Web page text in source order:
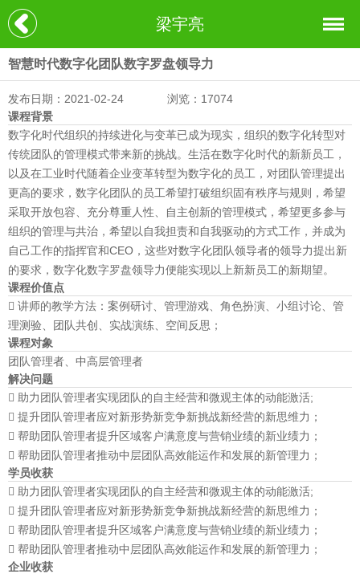
梁宇亮
智慧时代数字化团队数字罗盘领导力
发布日期：2021-02-24
浏览：17074
课程背景
数字化时代组织的持续进化与变革已成为现实，组织的数字化转型对
传统团队的管理模式带来新的挑战。生活在数字化时代的新新员工，
以及在工业时代随着企业变革转型为数字化的员工，对团队管理提出
更高的要求，数字化团队的员工希望打破组织固有秩序与规则，希望
采取开放包容、充分尊重人性、自主创新的管理模式，希望更多参与
组织的管理与共治，希望以自我担责和自我驱动的方式工作，并成为
自己工作的指挥官和CEO，这些对数字化团队领导者的领导力提出新
的要求，数字化数字罗盘领导力便能实现以上新新员工的新期望。
课程价值点
 讲师的教学方法：案例研讨、管理游戏、角色扮演、小组讨论、管
理测验、团队共创、实战演练、空间反思；
课程对象
团队管理者、中高层管理者
解决问题
 助力团队管理者实现团队的自主经营和微观主体的动能激活;
 提升团队管理者应对新形势新竞争新挑战新经营的新思维力；
 帮助团队管理者提升区域客户满意度与营销业绩的新业绩力；
 帮助团队管理者推动中层团队高效能运作和发展的新管理力；
学员收获
 助力团队管理者实现团队的自主经营和微观主体的动能激活;
 提升团队管理者应对新形势新竞争新挑战新经营的新思维力；
 帮助团队管理者提升区域客户满意度与营销业绩的新业绩力；
 帮助团队管理者推动中层团队高效能运作和发展的新管理力；
企业收获